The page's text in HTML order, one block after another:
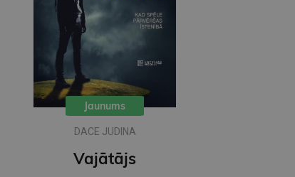
Jaunums
DACE JUDINA
Vajātājs